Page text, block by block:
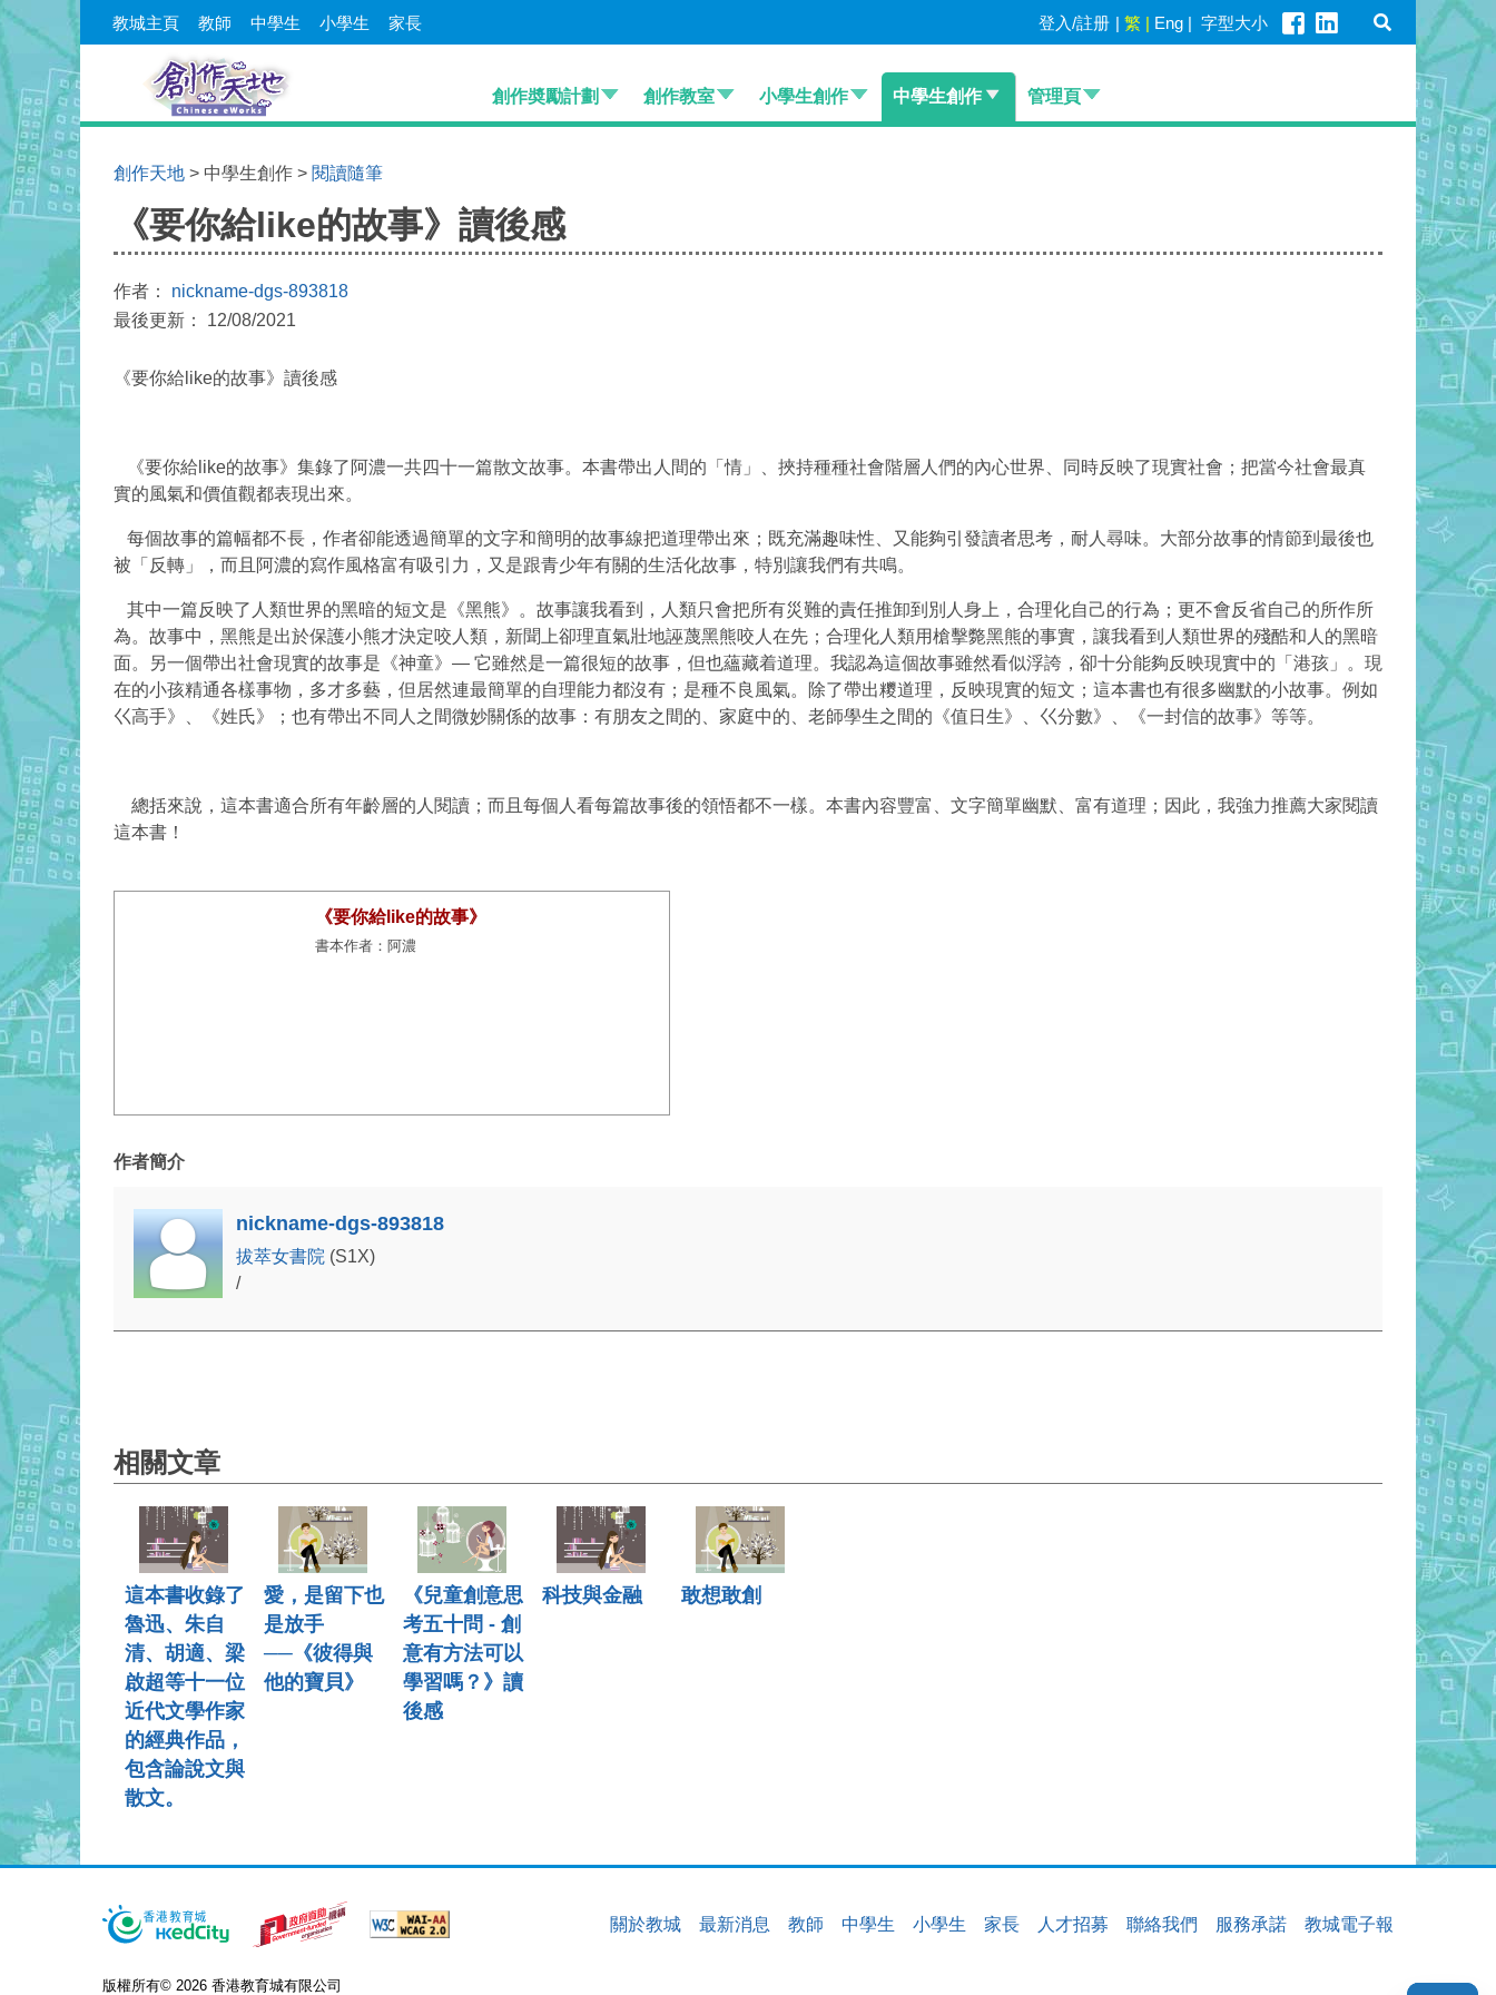
教城主頁 教師 中學生 小學生 家長 登入/註册 | 繁 | Eng | 字型大小
創作奬勵計劃 創作教室 小學生創作 中學生創作 管理頁
創作天地 > 中學生創作 > 閱讀隨筆
《要你給like的故事》讀後感
作者： nickname-dgs-893818
最後更新： 12/08/2021
《要你給 like的故事》讀後感
《要你給 like的故事》集錄了阿濃一共四十一篇散文故事。本書帶出人間的「情」、挾持種種社會階層人們的內心世界、同時反映了現實社會；把當今社會最真
實的風氣和價值觀都表現出來。
每個故事的篇幅都不長，作者卻能透過簡單的文字和簡明的故事線把道理帶出來；既充滿趣味性、又能夠引發讀者思考，耐人尋味。大部分故事的情節到最後也
被「反轉」，而且阿濃的寫作風格富有吸引力，又是跟青少年有關的生活化故事，特別讓我們有共鳴。
其中一篇反映了人類世界的黑暗的短文是《黑熊》。故事讓我看到，人類只會把所有災難的責任推卸到別人身上，合理化自己的行為；更不會反省自己的所作所
為。故事中，黑熊是出於保護小熊才決定咬人類，新聞上卻理直氣壯地誣蔑黑熊咬人在先；合理化人類用槍擊斃黑熊的事實，讓我看到人類世界的殘酷和人的黑暗
面。另一個帶出社會現實的故事是《神童》 — 它雖然是一篇很短的故事，但也蘊藏着道理。我認為這個故事雖然看似浮誇，卻十分能夠反映現實中的「港孩」。現
在的小孩精通各樣事物，多才多藝，但居然連最簡單的自理能力都沒有；是種不良風氣。除了帶出糭道理，反映現實的短文；這本書也有很多幽默的小故事。例如
巜高手》、《姓氏》；也有帶出不同人之間微妙關係的故事：有朋友之間的、家庭中的、老師學生之間的《值日生》、巜分數》、《一封信的故事》等等。
總括來說，這本書適合所有年齡層的人閱讀；而且每個人看每篇故事後的領悟都不一樣。本書內容豐富、文字簡單幽默、富有道理；因此，我強力推薦大家閱讀
這本書！
《要你給like的故事》
書本作者：阿濃
作者簡介
nickname-dgs-893818
拔萃女書院 (S1X)
/
相關文章
這本書收錄了
魯迅、朱自
清、胡適、梁
啟超等十一位
近代文學作家
的經典作品，
包含論說文與
散文。
愛，是留下也
是放手
──《彼得與
他的寶貝》
《兒童創意思
考五十問 - 創
意有方法可以
學習嗎？》讀
後感
科技與金融 敢想敢創
關於教城 最新消息 教師 中學生 小學生 家長 人才招募 聯絡我們 服務承諾 教城電子報
版權所有© 2026 香港教育城有限公司